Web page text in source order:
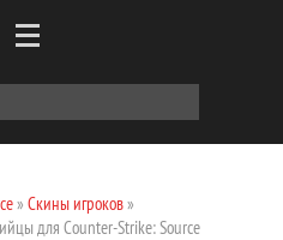
» Скины игроков»
для Counter-Strike: Source